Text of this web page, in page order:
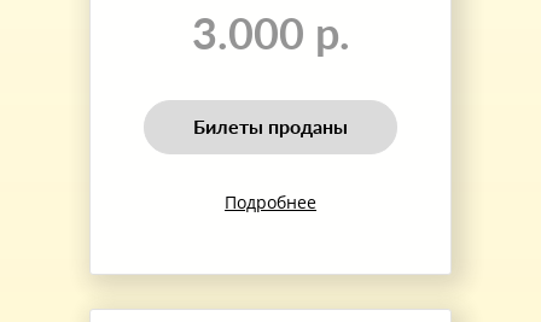
Билеты проданы
3.000 р.
Подробнее